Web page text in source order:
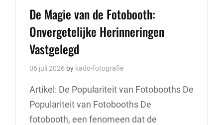
Links
De Magie van de Fotobooth:
Onvergetelijke Herinneringen
Vastgelegd
06 juli 2026 by kado-fotografie
Artikel: De Populariteit van Fotobooths De
Populariteit van Fotobooths De
fotobooth, een fenomeen dat de